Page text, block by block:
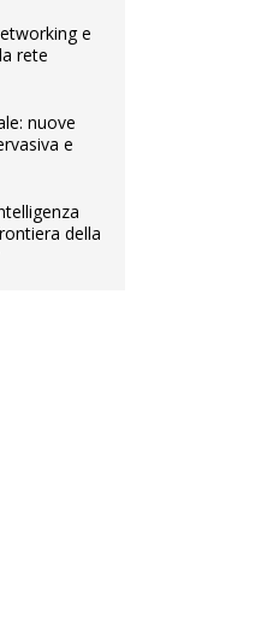
e
rete
nuove
e
della